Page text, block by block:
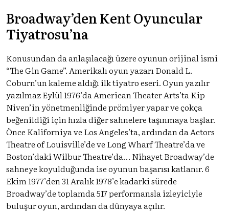
Broadway’den Kent Oyuncular
Tiyatrosu’na
Konusundan da anlaşılacağı üzere oyunun orijinal ismi
“The Gin Game”. Amerikalı oyun yazarı Donald L.
Coburn’un kaleme aldığı ilk tiyatro eseri. Oyun yazılır
yazılmaz Eylül 1976’da American Theater Arts’ta Kip
Niven’in yönetmenliğinde prömiyer yapar ve çokça
beğenildiği için hızla diğer sahnelere taşınmaya başlar.
Önce Kaliforniya ve Los Angeles’ta, ardından da Actors
Theatre of Louisville’de ve Long Wharf Theatre’da ve
Boston’daki Wilbur Theatre’da… Nihayet Broadway’de
sahneye koyulduğunda ise oyunun başarısı katlanır. 6
Ekim 1977’den 31 Aralık 1978’e kadarki sürede
Broadway’de toplamda 517 performansla izleyiciyle
buluşur oyun, ardından da dünyaya açılır.